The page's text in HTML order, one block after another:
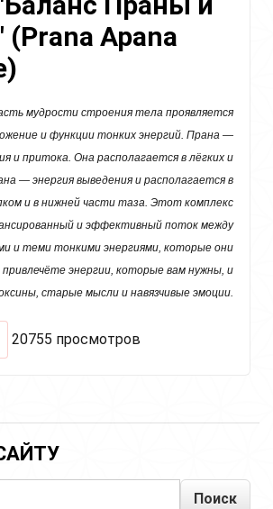
Apana
мудрости строения тела проявляется
и функции тонких энергий. Прана —
и притока. Она располагается в лёгких и
— энергия выведения и располагается в
и в нижней части таза. Этот комплекс
и эффективный поток между
и теми тонкими энергиями, которые они
энергии, которые вам нужны, и
старые мысли и навязчивые эмоции.
20755 просмотров